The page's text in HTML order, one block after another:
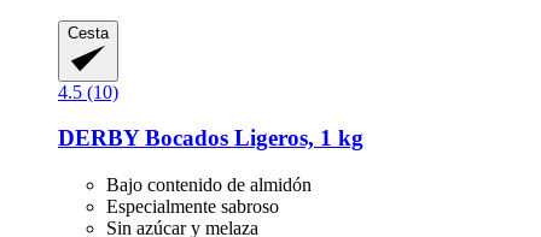
Cesta
4.5 (10)
DERBYBocados Ligeros, 1 kg
Bajo contenido de almidón
Especialmente sabroso
Sin azúcar y melaza